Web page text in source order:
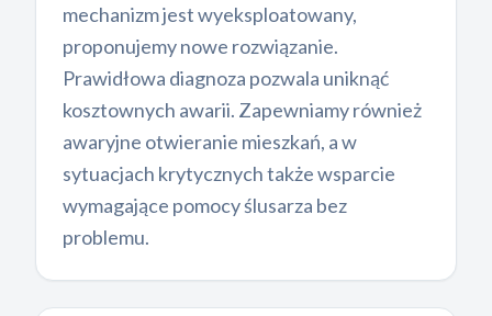
mechanizm jest wyeksploatowany,
proponujemy nowe rozwiązanie.
Prawidłowa diagnoza pozwala uniknąć
kosztownych awarii. Zapewniamy również
awaryjne otwieranie mieszkań, a w
sytuacjach krytycznych także wsparcie
wymagające pomocy ślusarza bez
problemu.